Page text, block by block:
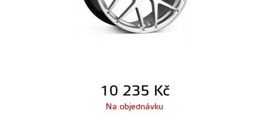
10 235 Kč
Na objednávku